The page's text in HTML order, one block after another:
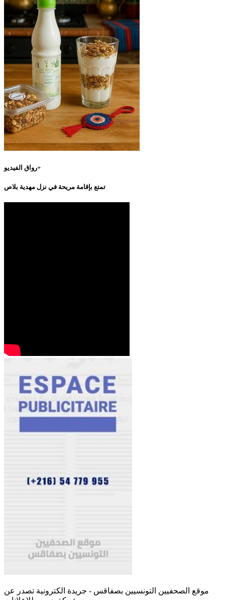
رواق الفيديو+
تمتع بإقامة مريحة في نزل مهدية بلاص
موقع الصحفيين التونسيين بصفاقس - جريدة الكترونية تصدر عن